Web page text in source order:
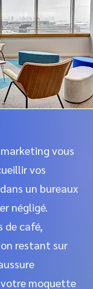
vous
vos
un bureaux
négligé.
de café,
restant sur
moquette